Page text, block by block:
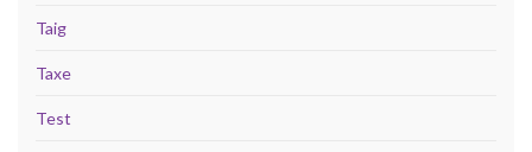
Taig
Taxe
Test